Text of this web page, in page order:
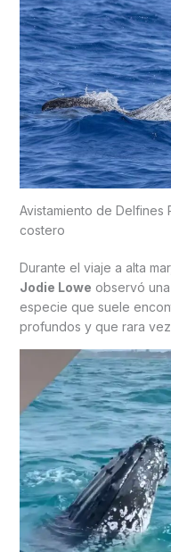
Avistamiento de Delfines
costero
Durante el viaje a alta mar,
Jodie Lowe observó
especie que suele
profundos y que rara